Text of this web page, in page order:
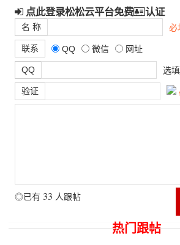
点此登录松松云平台免费 认证
名 称 必
联系 QQ 微信 网址
QQ 选填
验证
◎已有 33 人跟帖
热门跟帖